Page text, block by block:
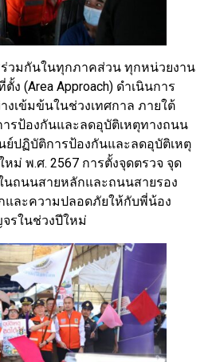
วมกันในทุกภาคส่วน ทุกหน่วยงาน
(Area Approach) ดำเนินการ
งเข้มข้นในช่วงเทศกาล ภายใต้
รป้องกันและลดอุบัติเหตุทางถนน
ปฏิบัติการป้องกันและลดอุบัติเหตุ
ม่ พ.ศ. 2567 การตั้งจุดตรวจ จุด
นถนนสายหลักและถนนสายรอง
และความปลอดภัยให้กับพี่น้อง
รในช่วงปีใหม่